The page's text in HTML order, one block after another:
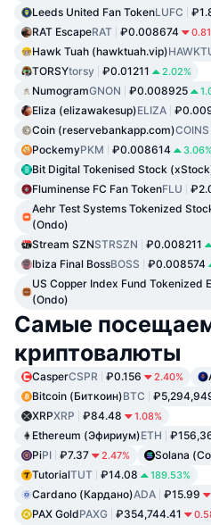
Leeds United Fan TokenLUFC
RAT EscapeRAT ₽0.008674
Hawk Tuah (hawktuah.vip)
TORSYtorsy ₽0.01211 2.02%
NumogramGNON ₽0.008925
Eliza (elizawakesup)ELIZA
Coin (reservebankapp.com)COINS
PockemyPKM ₽0.008614
Bit Digital Tokenised Stock
Fluminense FC Fan TokenFLU
Aehr Test Systems Tokenized
(Ondo)
Stream SZNSTRSZN ₽0.008211
Ibiza Final BossBOSS ₽0.008574
US Copper Index Fund Tokenized
(Ondo)
Самые
криптовалюты
CasperCSPR ₽0.156 2.40%
Bitcoin (Биткоин)BTC
XRPXRP ₽84.48 1.08%
Ethereum (Эфириум)ETH
PiPI ₽7.37 2.47% Solana
TutorialTUT ₽14.08 189.53%
Cardano (Кардано)ADA ₽15.99
PAX GoldPAXG ₽354,744.41